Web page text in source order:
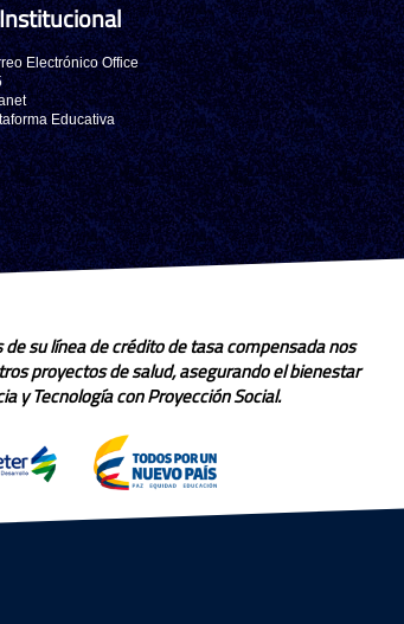
Institucional
Electrónico Office
Educativa
su línea de crédito de tasa compensada nos
proyectos de salud, asegurando el bienestar
y Tecnología con Proyección Social.